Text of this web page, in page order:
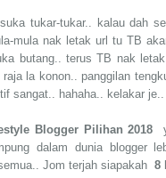
tukar-tukar.. kalau dah
mula nak letak url tu TB
butang.. terus TB nak
la konon.. panggilan
sangat.. hahaha.. kelakar je..
Blogger Pilihan 2018
dalam dunia blogger
Jom terjah siapakah 8